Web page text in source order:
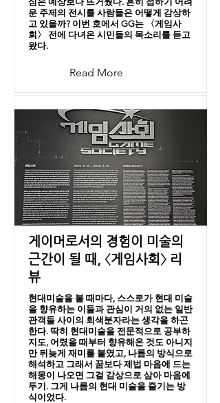
운 주제의 전시를 사람들은 어떻게 감상하
고 있을까? 이번 호에서 GG는 〈게임사
회〉 전에 다녀온 시민들의 목소리를 듣고
왔다.
Read More
게이머로서의 경험이 미술의
근간이 될 때, 〈게임사회〉 리
뷰
현대미술을 볼 때마다, 스스로가 현대 미술
을 향유하는 이들과 관심이 거의 없는 일반
관객들 사이의 회색분자라는 생각을 하곤
한다. 딱히 현대미술을 전문적으로 공부하
지도, 어렸을 때부터 향유해온 것도 아니지
만 뒤늦게 재미를 붙였고, 나름의 방식으로
해석하고 그래서 꿈보다 제법 마음에 드는
해몽이 나오면 그걸 감상으로 삼아 마음에
두기. 그게 나름의 현대 미술을 즐기는 방
식이었다.